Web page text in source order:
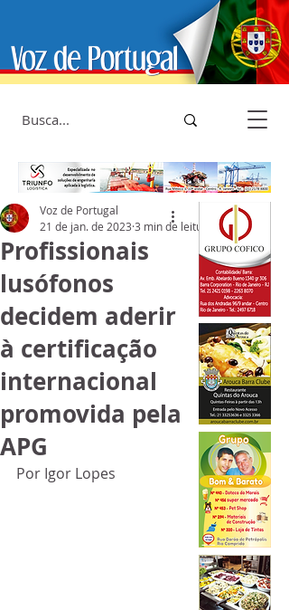
Profissionais
lusófonos
decidem aderir
à certificação
internacional
promovida pela
APG
Voz de Portugal
21 de jan. de 2023 3 min de leitura
Por Igor Lopes